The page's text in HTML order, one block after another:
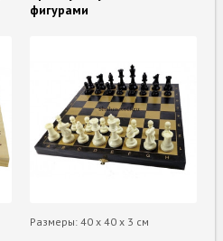
фигурами
Размеры: 40 х 40 х 3 см